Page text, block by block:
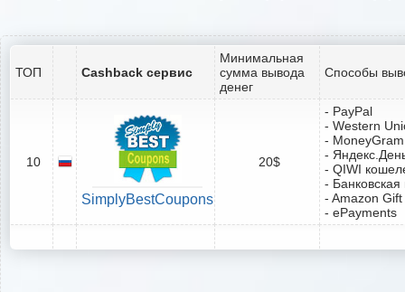
ТОП Cashback сервис
Минимальная
сумма вывода
денег
Способы
10
SimplyBestCoupons
20$
- PayPal
- Western
- MoneyGram
-
- QIWI
-
- Amazon
- ePayments